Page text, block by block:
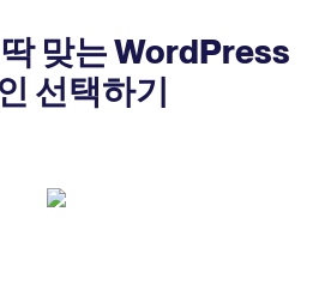
맞는 WordPress
선택하기